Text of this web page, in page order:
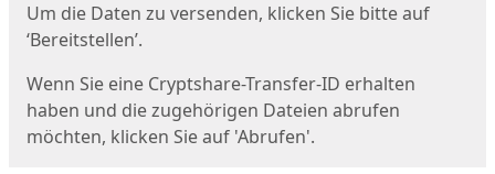
Um die Daten zu versenden, klicken Sie bitte auf
‘Bereitstellen’.
Wenn Sie eine Cryptshare-Transfer-ID erhalten
haben und die zugehörigen Dateien abrufen
möchten, klicken Sie auf 'Abrufen'.